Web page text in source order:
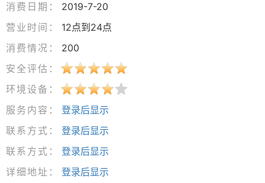
消费日期：
2019-7-20
营业时间：
12点到24点
消费情况：
200
安全评估：
环境设备：
服务内容：
登录后显示
联系方式：
登录后显示
联系方式：
登录后显示
详细地址：
登录后显示